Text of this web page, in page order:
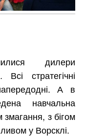
дилери
стратегічні
А в
навчальна
з бігом
у Ворсклі.